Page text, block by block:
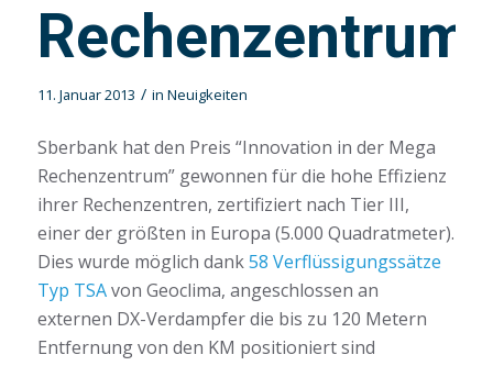
Rechenzentrum
11. Januar 2013 / in Neuigkeiten
Sberbank hat den Preis “Innovation in der Mega
Rechenzentrum” gewonnen für die hohe Effizienz
ihrer Rechenzentren, zertifiziert nach Tier III,
einer der größten in Europa (5.000 Quadratmeter).
Dies wurde möglich dank58 Verflüssigungssätze
Typ TSAvon Geoclima, angeschlossen an
externen DX-Verdampfer die bis zu 120 Metern
Entfernung von den KM positioniert sind